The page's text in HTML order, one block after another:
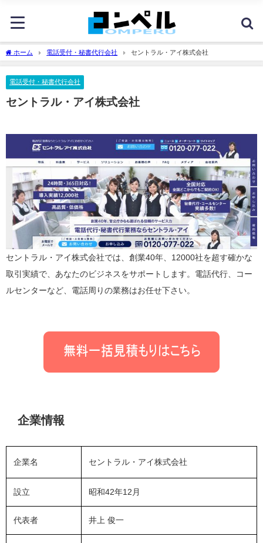
ホーム 電話受付・秘書代行会社 セントラル・アイ株式会社
電話受付・秘書代行会社
セントラル・アイ株式会社
セントラル・アイ株式会社では、創業40年、12000社を超す確かな
取引実績で、あなたのビジネスをサポートします。電話代行、コー
ルセンターなど、電話周りの業務はお任せ下さい。
企業情報
企業名 セントラル・アイ株式会社
設立 昭和42年12月
代表者 井上 俊一